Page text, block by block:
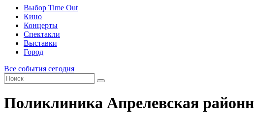
Выбор Time Out
Кино
Концерты
Спектакли
Выставки
Город
Все события сегодня
Поликлиника Апрелевская